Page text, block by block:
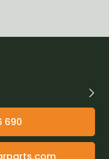
690